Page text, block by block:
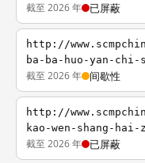
截至 2026 年 已屏蔽
http://
ba-ba-huo-yan-chi-
截至 2026 年 间歇性
http://
kao-wen-shang-hai-
截至 2026 年 已屏蔽